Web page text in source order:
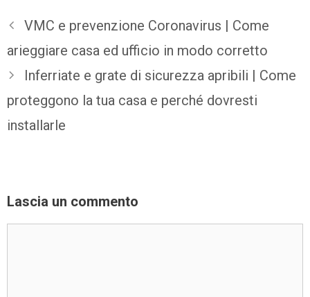
VMC e prevenzione Coronavirus | Come
arieggiare casa ed ufficio in modo corretto
Inferriate e grate di sicurezza apribili | Come
proteggono la tua casa e perché dovresti
installarle
Lascia un commento